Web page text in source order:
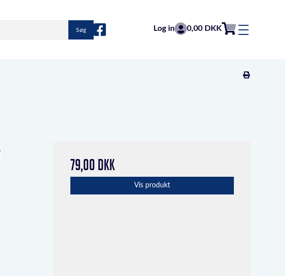
Søg Log in 0,00 DKK
79,00 DKK
Vis produkt